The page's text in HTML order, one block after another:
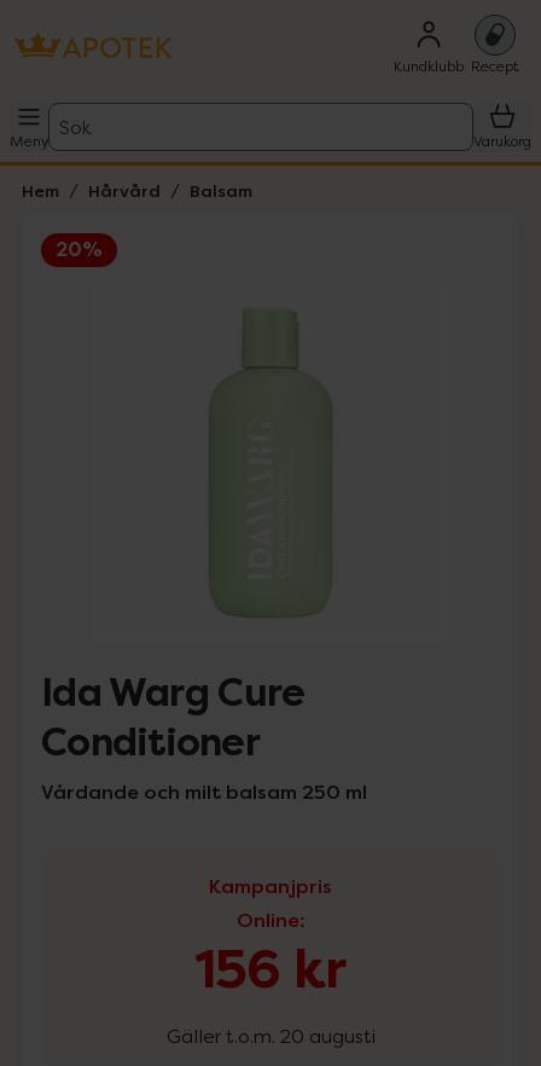
Kundklubb Recept
Meny
Sök
Varukorg
Hem Hårvård Balsam
20%
Lista: . Innehåller 1 objekt.
Ida Warg Cure
Conditioner
Vårdande och milt balsam 250 ml
Kampanjpris
Online:
156 kr
Gäller t.o.m. 20 augusti